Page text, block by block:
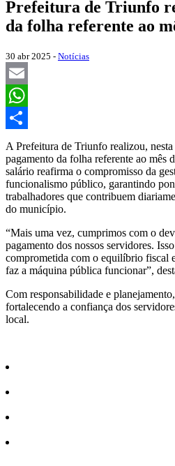
Prefeitura de Triunfo
da folha referente ao
30 abr 2025 - Notícias
Email
WhatsApp
Share
A Prefeitura de Triunfo realizou,
pagamento da folha referente ao mês
salário reafirma o compromisso da
funcionalismo público, garantindo
trabalhadores que contribuem
do município.
“Mais uma vez, cumprimos com o
pagamento dos nossos servidores.
comprometida com o equilíbrio fiscal
faz a máquina pública funcionar”,
Com responsabilidade e
fortalecendo a confiança dos
local.